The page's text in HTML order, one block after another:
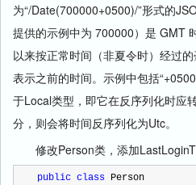
为“/Date(700000+0500)/”形式的
提供的示例中为 700000）是 GMT
以来按正常时间（非夏令时）经过
表示之前的时间。示例中包括
于Local类型，即它在反序列化时应
分，则会将时间反序列化为Utc。
修改Person类，添加
public class Person